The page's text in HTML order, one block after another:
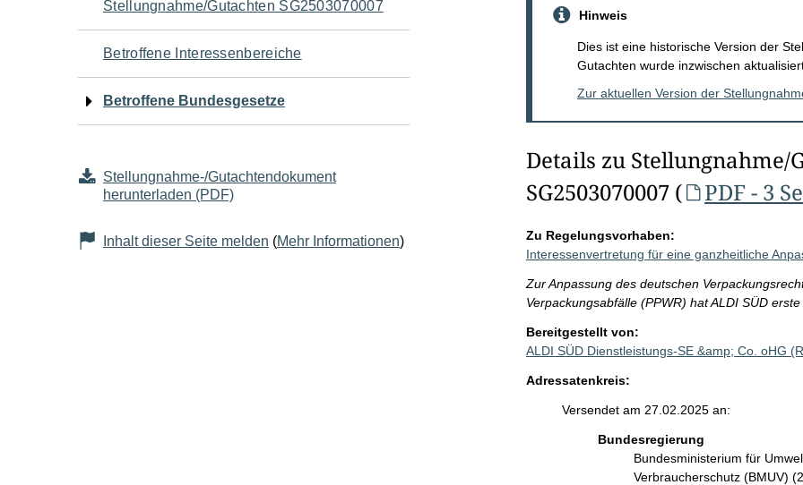
für
den
Seiteninhalt
Stellungnahme/Gutachten SG2503070007
Betroffene Interessenbereiche
Betroffene Bundesgesetze
Stellungnahme-/Gutachtendokument
herunterladen (PDF)
Inhalt dieser Seite melden (Mehr Informationen)
Hinweis
Dies ist eine historische Version der
Gutachten wurde inzwischen
Zur aktuellen Version der
Details zu Stellungnahme/
SG2503070007 (
PDF - 3
Zu Regelungsvorhaben:
Interessenvertretung für eine ganzheitliche
Zur Anpassung des deutschen
Verpackungsabfälle (PPWR) hat ALDI SÜD
Bereitgestellt von:
ALDI SÜD Dienstleistungs-SE &amp; Co. oHG
Adressatenkreis:
Versendet am 27.02.2025 an:
Bundesregierung
Bundesministerium für
Verbraucherschutz (BMUV)